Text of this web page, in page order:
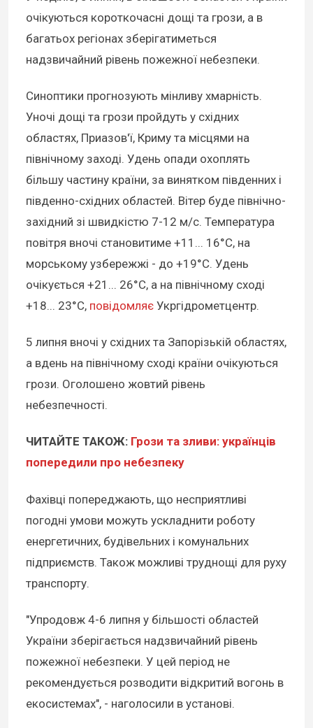
очікуються короткочасні дощі та грози, а в
багатьох регіонах зберігатиметься
надзвичайний рівень пожежної небезпеки.
Синоптики прогнозують мінливу хмарність.
Уночі дощі та грози пройдуть у східних
областях, Приазов'ї, Криму та місцями на
північному заході. Удень опади охоплять
більшу частину країни, за винятком південних і
південно-східних областей. Вітер буде північно-
західний зі швидкістю 7-12 м/с. Температура
повітря вночі становитиме +11... 16°C, на
морському узбережжі - до +19°C. Удень
очікується +21... 26°C, а на північному сході
+18... 23°C, повідомляє Укргідрометцентр.
5 липня вночі у східних та Запорізькій областях,
а вдень на північному сході країни очікуються
грози. Оголошено жовтий рівень
небезпечності.
ЧИТАЙТЕ ТАКОЖ: Грози та зливи: українців
попередили про небезпеку
Фахівці попереджають, що несприятливі
погодні умови можуть ускладнити роботу
енергетичних, будівельних і комунальних
підприємств. Також можливі труднощі для руху
транспорту.
"Упродовж 4-6 липня у більшості областей
України зберігається надзвичайний рівень
пожежної небезпеки. У цей період не
рекомендується розводити відкритий вогонь в
екосистемах", - наголосили в установі.